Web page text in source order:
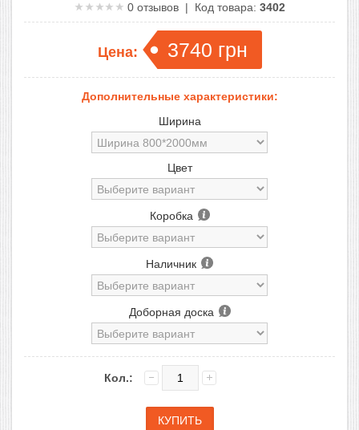
0отзывов | Код товара: 3402
Цена: 3740 грн
Дополнительные характеристики:
Ширина
Цвет
Коробка
Наличник
Доборная доска
Кол.: